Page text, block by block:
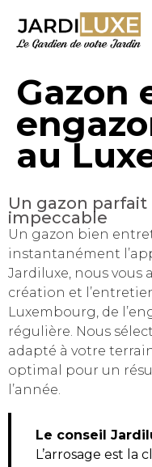
Gazon
au
Un gazon
impeccable
Un gazon bien
instantanément
Jardiluxe, nous vous
création et
Luxembourg, de
régulière. Nous
adapté à votre
optimal pour un
l’année.
Le conseil
L’arrosage est la